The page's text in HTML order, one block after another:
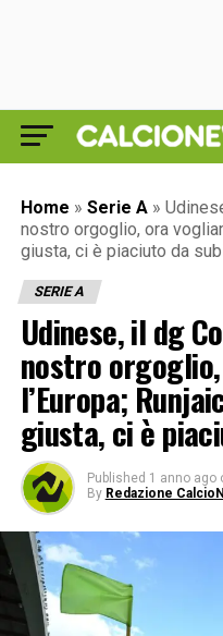
Home » Serie A »
nostro orgoglio, ora
giusta, ci è piaciuto da
SERIE A
Udinese, il dg
nostro
l’Europa;
giusta, ci è
Published 1 anno ago
By Redazione